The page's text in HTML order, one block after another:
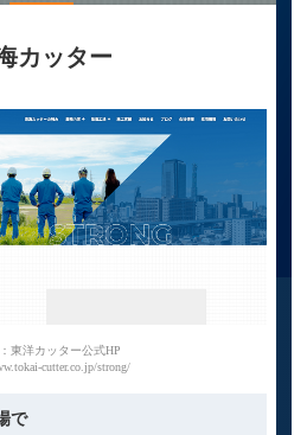
カッター
東洋カッター公式HP
cutter.co.jp/strong/
で